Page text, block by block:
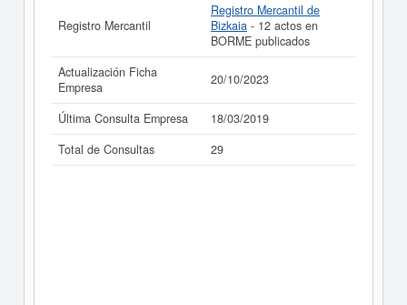
Registro Mercantil
Registro Mercantil de
Bizkaia - 12 actos en
BORME publicados
Actualización Ficha
Empresa
20/10/2023
Última Consulta Empresa
18/03/2019
Total de Consultas
29